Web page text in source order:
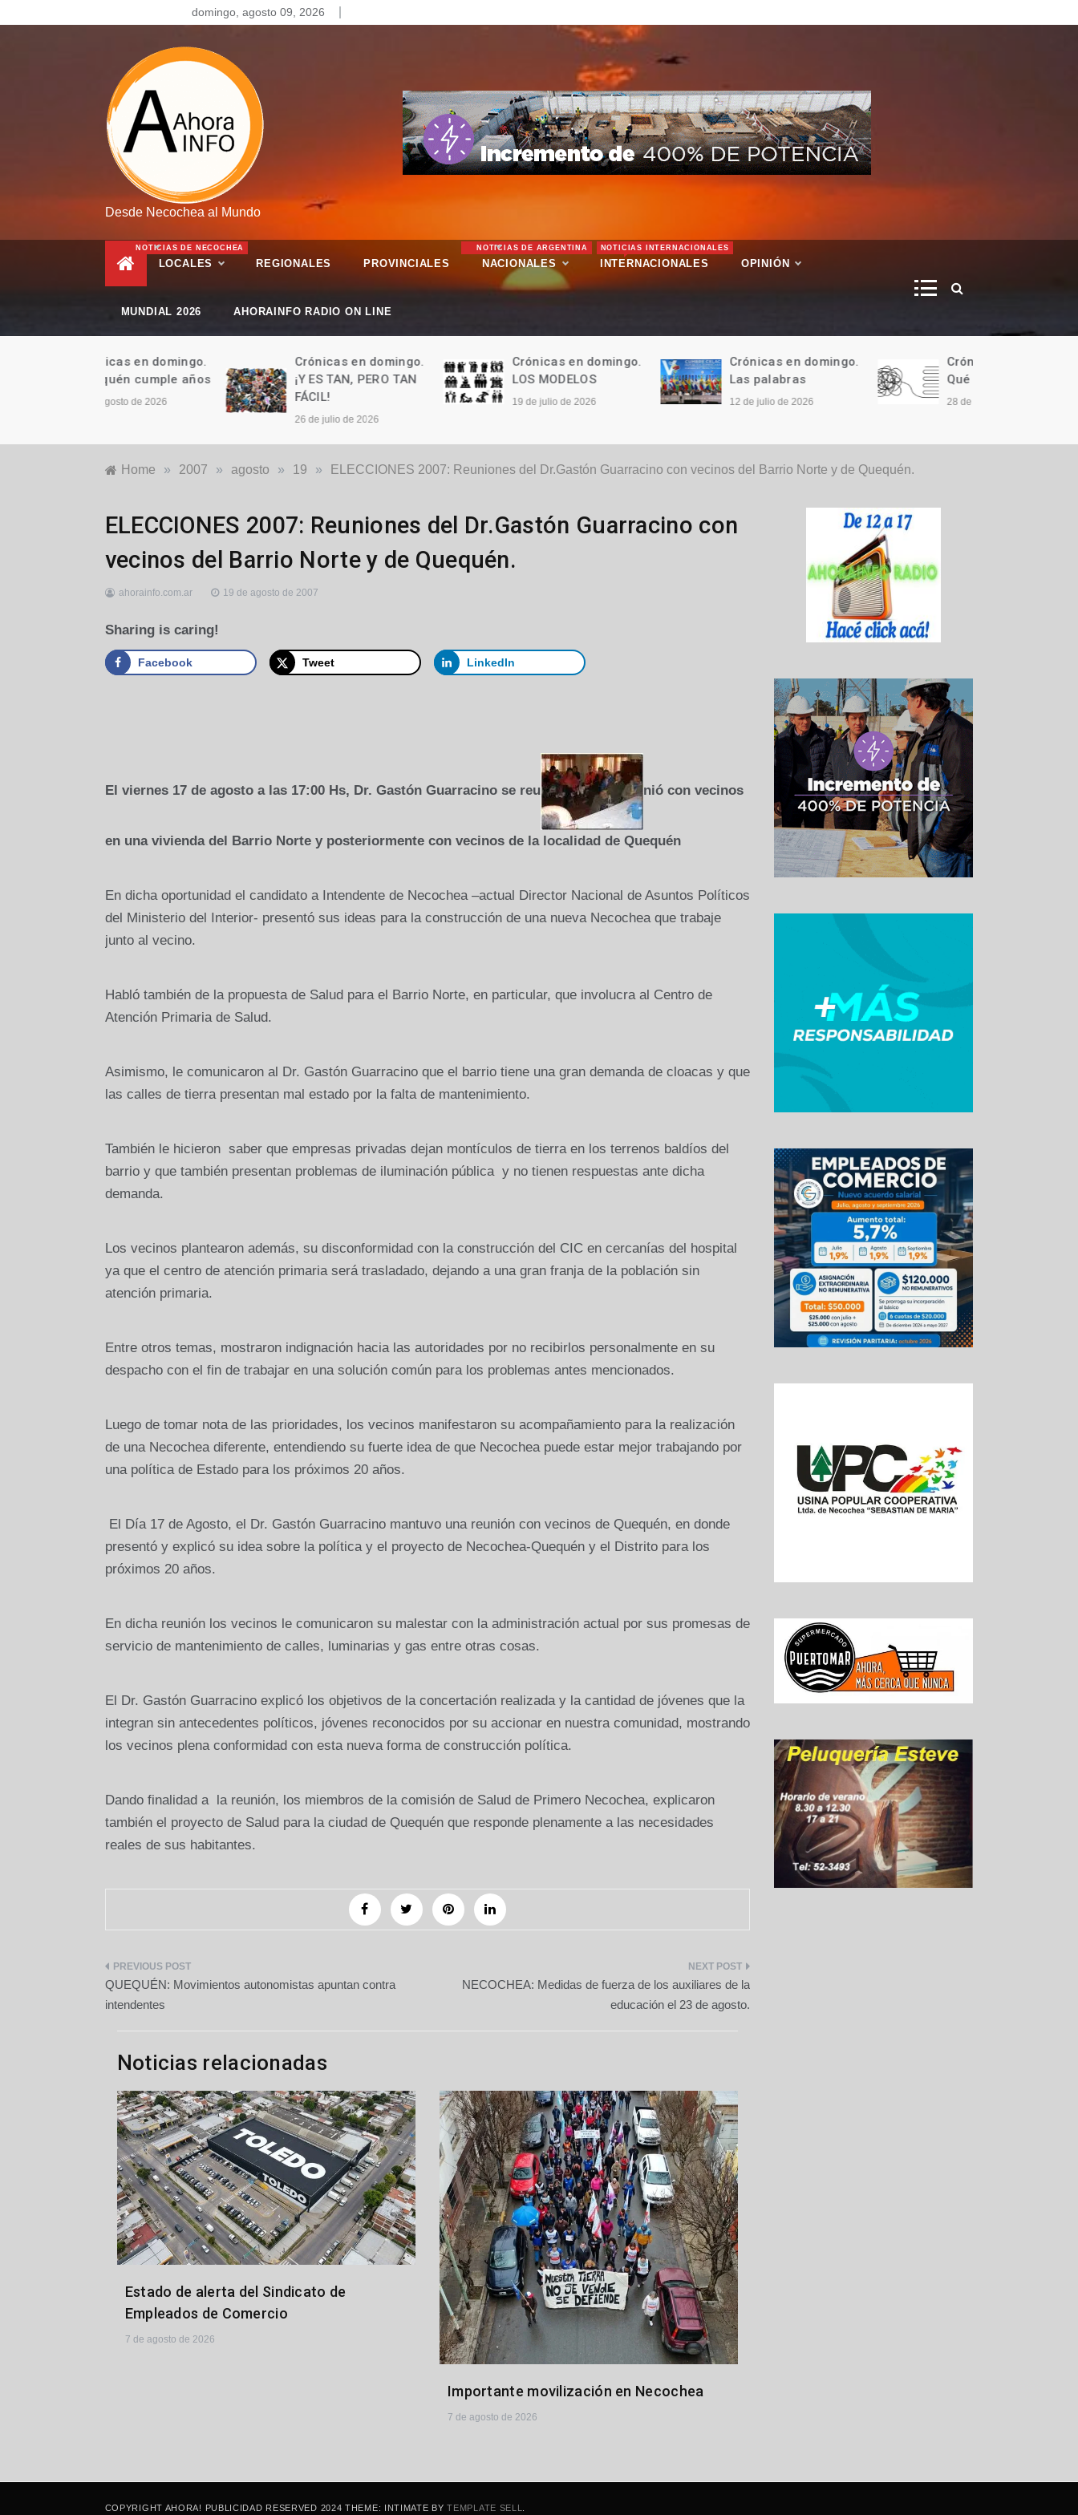
to
domingo, agosto 09, 2026
Desde Necochea al Mundo
LOCALES
NOTICIAS DE NECOCHEA
REGIONALES PROVINCIALES NACIONALES
NOTICIAS DE ARGENTINA
INTERNACIONALES
NOTICIAS INTERNACIONALES
OPINIÓN
MUNDIAL 2026 AHORAINFO RADIO ON LINE
Crónicas en domingo.
¡Y ES TAN, PERO TAN
Crónicas en domingo.
LOS MODELOS
19 de julio de 2026
Crónicas en domingo.
Las palabras
12 de julio de 2026
Crónicas en domingo.
Qué difícil…
Home » 2007 » agosto » 19 » ELECCIONES 2007: Reuniones del Dr.Gastón Guarracino con vecinos del Barrio Norte y de Quequén.
Locales
ELECCIONES 2007: Reuniones del Dr.Gastón Guarracino con
vecinos del Barrio Norte y de Quequén.
ahorainfo.com.ar 19 de agosto de 2007
Sharing is caring!
Facebook Tweet LinkedIn
El viernes 17 de agosto a las 17:00 Hs, Dr. Gastón Guarracino se reu nió con vecinos
en una vivienda del Barrio Norte y posteriormente con vecinos de la localidad de Quequén
En dicha oportunidad el candidato a Intendente de Necochea –actual Director Nacional de Asuntos Políticos
del Ministerio del Interior- presentó sus ideas para la construcción de una nueva Necochea que trabaje
junto al vecino.
Habló también de la propuesta de Salud para el Barrio Norte, en particular, que involucra al Centro de
Atención Primaria de Salud.
Asimismo, le comunicaron al Dr. Gastón Guarracino que el barrio tiene una gran demanda de cloacas y que
las calles de tierra presentan mal estado por la falta de mantenimiento.
También le hicieron saber que empresas privadas dejan montículos de tierra en los terrenos baldíos del
barrio y que también presentan problemas de iluminación pública y no tienen respuestas ante dicha
demanda.
Los vecinos plantearon además, su disconformidad con la construcción del CIC en cercanías del hospital
ya que el centro de atención primaria será trasladado, dejando a una gran franja de la población sin
atención primaria.
Entre otros temas, mostraron indignación hacia las autoridades por no recibirlos personalmente en su
despacho con el fin de trabajar en una solución común para los problemas antes mencionados.
Luego de tomar nota de las prioridades, los vecinos manifestaron su acompañamiento para la realización
de una Necochea diferente, entendiendo su fuerte idea de que Necochea puede estar mejor trabajando por
una política de Estado para los próximos 20 años.
El Día 17 de Agosto, el Dr. Gastón Guarracino mantuvo una reunión con vecinos de Quequén, en donde
presentó y explicó su idea sobre la política y el proyecto de Necochea-Quequén y el Distrito para los
próximos 20 años.
En dicha reunión los vecinos le comunicaron su malestar con la administración actual por sus promesas de
servicio de mantenimiento de calles, luminarias y gas entre otras cosas.
El Dr. Gastón Guarracino explicó los objetivos de la concertación realizada y la cantidad de jóvenes que la
integran sin antecedentes políticos, jóvenes reconocidos por su accionar en nuestra comunidad, mostrando
los vecinos plena conformidad con esta nueva forma de construcción política.
Dando finalidad a
la reunión, los miembros de la comisión de Salud de Primero Necochea, explicaron
también el proyecto de Salud para la ciudad de Quequén que responde plenamente a las necesidades
reales de sus habitantes.
Navegación
de
entradas
QUEQUÉN: Movimientos autonomistas apuntan contra
intendentes
NECOCHEA: Medidas de fuerza de los auxiliares de la
educación el 23 de agosto.
Noticias relacionadas
Estado de alerta del Sindicato de
Empleados de Comercio
7 de agosto de 2026
Importante movilización en Necochea
7 de agosto de 2026
COPYRIGHT AHORA! PUBLICIDAD RESERVED 2024 THEME: INTIMATE BYTEMPLATE SELL.